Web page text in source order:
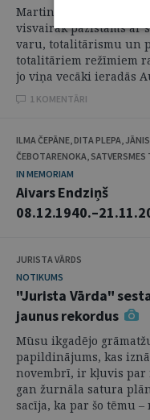
Martins Krīgers (Martin
visvairāk pazīstams ar
varu, totalitārismu un
totalitāriem režīmiem
jo viņa vecāki ieradās
1 KOMENTĀRI
ILMA ČEPĀNE, DITA PLEPA,
ČEBOTARENOKA, SATVERSMES
IN MEMORIAM
Aivars Endziņš
JURISTA VĀRDS
NOTIKUMS
"Jurista Vārda"
jaunus rekordus
Mūsu ikgadējo
papildinājums, kas
novembrī, ir kļuvis par
gan žurnāla satura
sacīja, ka par šo tēmu –